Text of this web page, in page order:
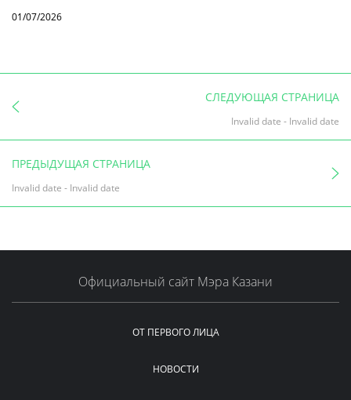
01/07/2026
СЛЕДУЮЩАЯ СТРАНИЦА
Invalid date - Invalid date
ПРЕДЫДУЩАЯ СТРАНИЦА
Invalid date - Invalid date
Официальный сайт Мэра Казани
ОТ ПЕРВОГО ЛИЦА
НОВОСТИ